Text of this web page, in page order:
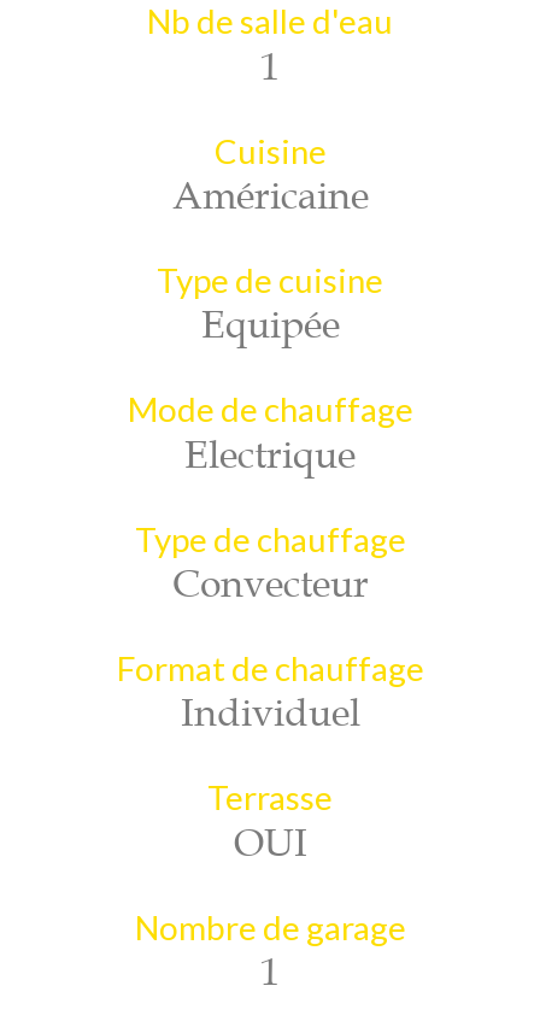
Nb de salle d'eau
1
Cuisine
Américaine
Type de cuisine
Equipée
Mode de chauffage
Electrique
Type de chauffage
Convecteur
Format de chauffage
Individuel
Terrasse
OUI
Nombre de garage
1